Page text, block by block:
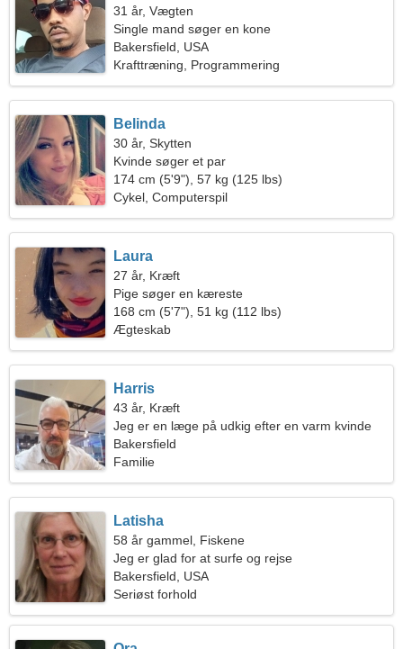
31 år, Vægten
Single mand søger en kone
Bakersfield, USA
Krafttræning, Programmering
Belinda
30 år, Skytten
Kvinde søger et par
174 cm (5'9"), 57 kg (125 lbs)
Cykel, Computerspil
Laura
27 år, Kræft
Pige søger en kæreste
168 cm (5'7"), 51 kg (112 lbs)
Ægteskab
Harris
43 år, Kræft
Jeg er en læge på udkig efter en varm kvinde
Bakersfield
Familie
Latisha
58 år gammel, Fiskene
Jeg er glad for at surfe og rejse
Bakersfield, USA
Seriøst forhold